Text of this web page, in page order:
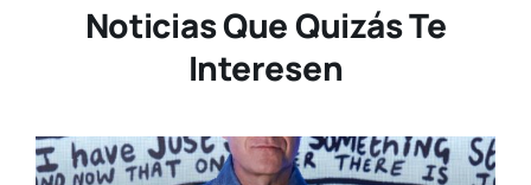
Noticias Que Quizás Te
Interesen